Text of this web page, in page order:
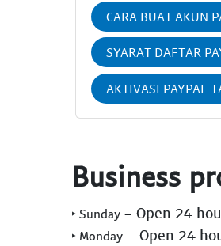
CARA BUAT AKUN
SYARAT DAFTAR
AKTIVASI PAYPAL
Business
‣ Sunday - Open 24
‣ Monday - Open 24